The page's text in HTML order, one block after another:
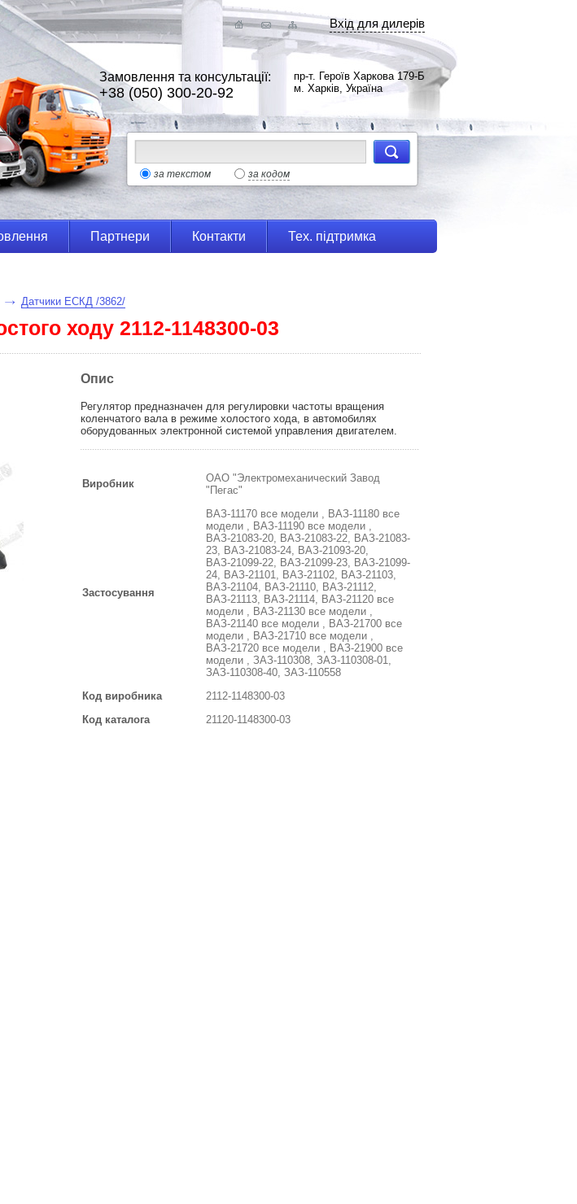
Вхід для дилерів
Замовлення та консультації:
+38 (050) 300-20-92
пр-т. Героїв Харкова 179-Б
м. Харків, Україна
за текстом за кодом
Партнери Контакти Тех. підтримка
Датчики ЕСКД /3862/
ходу 2112-1148300-03
Опис
Регулятор предназначен для регулировки частоты вращения
коленчатого вала в режиме холостого хода, в автомобилях
оборудованных электронной системой управления двигателем.
Виробник
ОАО "Электромеханический Завод
"Пегас"
Застосування
ВАЗ-11170 все модели , ВАЗ-11180 все
модели , ВАЗ-11190 все модели ,
ВАЗ-21083-20, ВАЗ-21083-22, ВАЗ-21083-
23, ВАЗ-21083-24, ВАЗ-21093-20,
ВАЗ-21099-22, ВАЗ-21099-23, ВАЗ-21099-
24, ВАЗ-21101, ВАЗ-21102, ВАЗ-21103,
ВАЗ-21104, ВАЗ-21110, ВАЗ-21112,
ВАЗ-21113, ВАЗ-21114, ВАЗ-21120 все
модели , ВАЗ-21130 все модели ,
ВАЗ-21140 все модели , ВАЗ-21700 все
модели , ВАЗ-21710 все модели ,
ВАЗ-21720 все модели , ВАЗ-21900 все
модели , ЗАЗ-110308, ЗАЗ-110308-01,
ЗАЗ-110308-40, ЗАЗ-110558
Код виробника
2112-1148300-03
Код каталога
21120-1148300-03